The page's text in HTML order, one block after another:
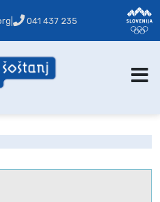
041 437 235